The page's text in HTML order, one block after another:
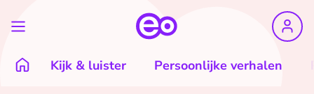
Kijk & luister Persoonlijke verhalen